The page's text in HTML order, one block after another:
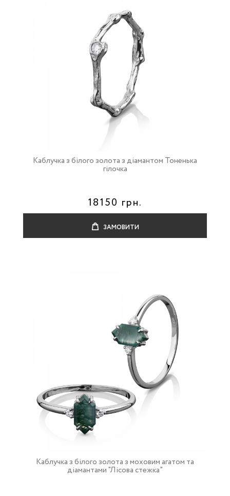
Каблучка з білого золота з діамантом Тоненька
гілочка
18150 грн.
ЗАМОВИТИ
Каблучка з білого золота з моховим агатом та
діамантами "Лісова стежка"